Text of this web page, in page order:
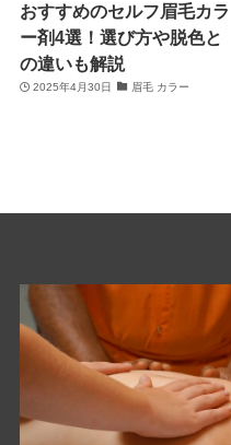
おすすめのセルフ眉毛カラ
ー剤4選！選び方や脱色と
の違いも解説
2025年4月30日 眉毛 カラー